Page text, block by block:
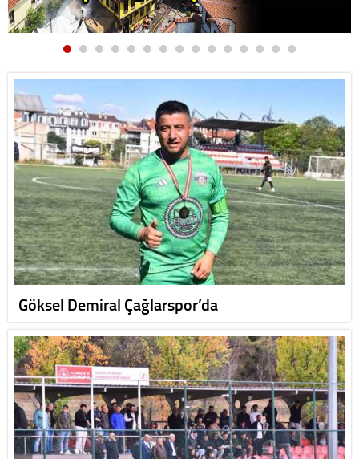
Göksel Demiral Çağlarspor’da